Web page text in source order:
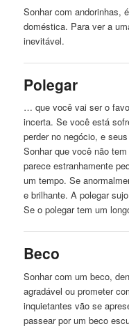
Sonharcom andorinhas,
doméstica. Para ver a
inevitável.
Polegar
… que você vai ser o
incerta. Se você está
perder no negócio, e
Sonhar que você não
parece estranhamente
um tempo. Se
e brilhante. A polegar
Se o polegar tem um
Beco
Sonharcom um beco,
agradável ou prometer
inquietantes vão se
passear por um beco